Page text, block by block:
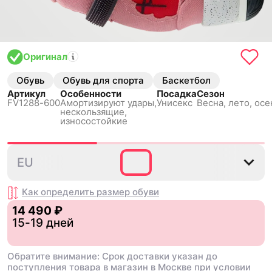
Оригинал
Обувь Обувь для спорта
Баскетбол
Артикул
FV1288-600
Особенности
Амортизируют удары,
нескользящиe,
износостойкие
Посадка
Унисекс
Сезон
Весна, лето,
42
EU
Как определить размер обуви
14 490 ₽
15-19 дней
Обратите внимание: Срок доставки указан до
поступления товара в магазин в Москве при условии